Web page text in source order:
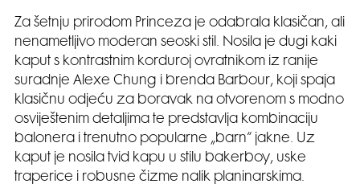
Za šetnju prirodom Princeza je odabrala klasičan, ali
nenametljivo moderan seoski stil. Nosila je dugi kaki
kaput s kontrastnim korduroj ovratnikom iz ranije
suradnje Alexe Chung i brenda Barbour, koji spaja
klasičnu odjeću za boravak na otvorenom s modno
osviještenim detaljima te predstavlja kombinaciju
balonera i trenutno popularne „barn“ jakne. Uz
kaput je nosila tvid kapu u stilu bakerboy, uske
traperice i robusne čizme nalik planinarskima.